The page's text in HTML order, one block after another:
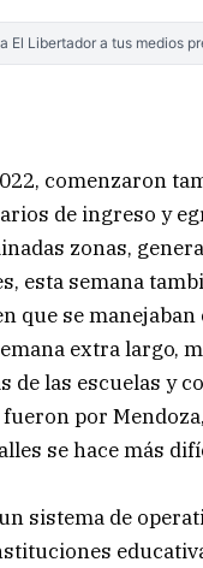
El Libertador a tus medios
comenzaron
de ingreso y
zonas,
esta semana
que se
extra largo,
de las escuelas y
por
se hace más
sistema de